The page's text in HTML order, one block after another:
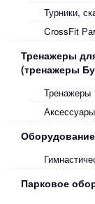
Турники,
CrossFit
Тренажеры
(тренажеры
Тренажеры
Аксессуары
Парковое